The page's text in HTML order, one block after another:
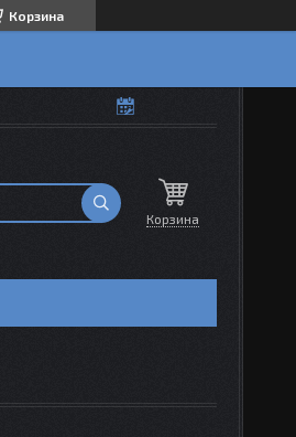
Корзина
Корзина